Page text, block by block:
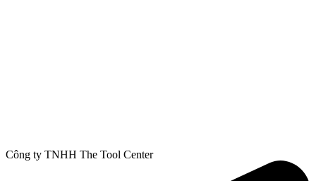
Công ty TNHH The Tool Center